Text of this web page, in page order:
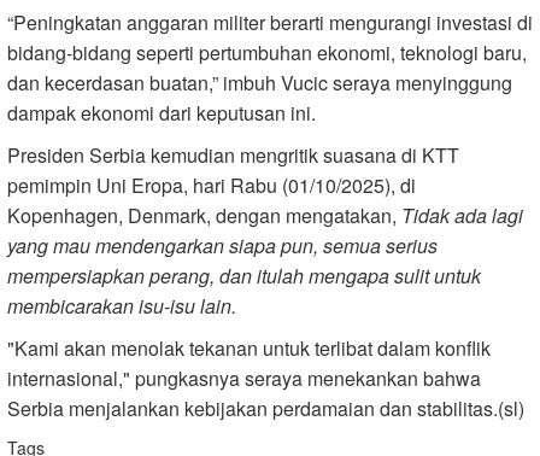
“Peningkatan anggaran militer berarti mengurangi investasi di
bidang-bidang seperti pertumbuhan ekonomi, teknologi baru,
dan kecerdasan buatan,” imbuh Vucic seraya menyinggung
dampak ekonomi dari keputusan ini.
Presiden Serbia kemudian mengritik suasana di KTT
pemimpin Uni Eropa, hari Rabu (01/10/2025), di
Kopenhagen, Denmark, dengan mengatakan, Tidak ada lagi
yang mau mendengarkan siapa pun, semua serius
mempersiapkan perang, dan itulah mengapa sulit untuk
membicarakan isu-isu lain.
"Kami akan menolak tekanan untuk terlibat dalam konflik
internasional," pungkasnya seraya menekankan bahwa
Serbia menjalankan kebijakan perdamaian dan stabilitas.(sl)
Tags